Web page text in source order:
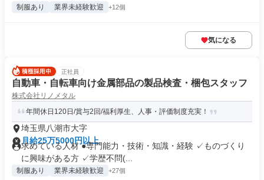
制服あり 業界未経験歓迎 +12個
気になる
正社員
自動車・自転車向け金属部品の製品検査・梱包スタッフ
株式会社リノメタル
年間休日120日/賞与2回/福利厚生、人事・評価制度充実！
埼玉県八潮市大字
月給25万5000円以上
求めている人材 ●専門能力・技術・知識・経験 ✓ものづくり
に興味がある方 ✓学歴不問(...
制服あり 業界未経験歓迎 +27個